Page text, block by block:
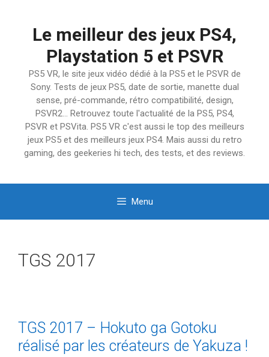
Le meilleur des jeux PS4,
Playstation 5 et PSVR
PS5 VR, le site jeux vidéo dédié à la PS5 et le PSVR de
Sony. Tests de jeux PS5, date de sortie, manette dual
sense, pré-commande, rétro compatibilité, design,
PSVR2… Retrouvez toute l'actualité de la PS5, PS4,
PSVR et PSVita. PS5 VR c'est aussi le top des meilleurs
jeux PS5 et des meilleurs jeux PS4. Mais aussi du retro
gaming, des geekeries hi tech, des tests, et des reviews.
Menu
TGS 2017
TGS 2017 – Hokuto ga Gotoku
réalisé par les créateurs de Yakuza !